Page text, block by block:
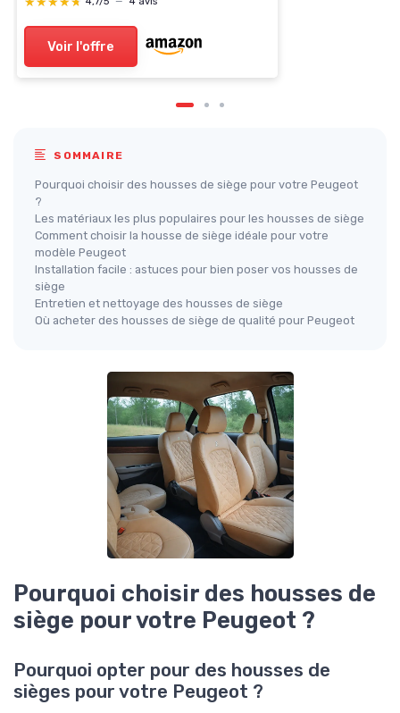
Voir l'offre
SOMMAIRE
Pourquoi choisir des housses de siège pour votre Peugeot
?
Les matériaux les plus populaires pour les housses de siège
Comment choisir la housse de siège idéale pour votre
modèle Peugeot
Installation facile : astuces pour bien poser vos housses de
siège
Entretien et nettoyage des housses de siège
Où acheter des housses de siège de qualité pour Peugeot
Pourquoi choisir des housses de
siège pour votre Peugeot ?
Pourquoi opter pour des housses de
sièges pour votre Peugeot ?